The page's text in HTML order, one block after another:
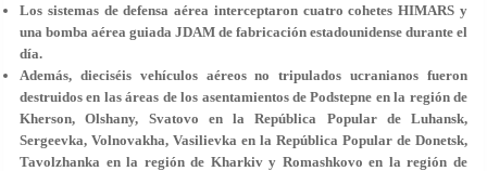
Los sistemas de defensa aérea interceptaron cuatro cohetes HIMARS y
una bomba aérea guiada JDAM de fabricación estadounidense durante el
día.
Además, dieciséis vehículos aéreos no tripulados ucranianos fueron
destruidos en las áreas de los asentamientos de Podstepne en la región de
Kherson, Olshany, Svatovo en la República Popular de Luhansk,
Sergeevka, Volnovakha, Vasilievka en la República Popular de Donetsk,
Tavolzhanka en la región de Kharkiv y Romashkovo en la región de